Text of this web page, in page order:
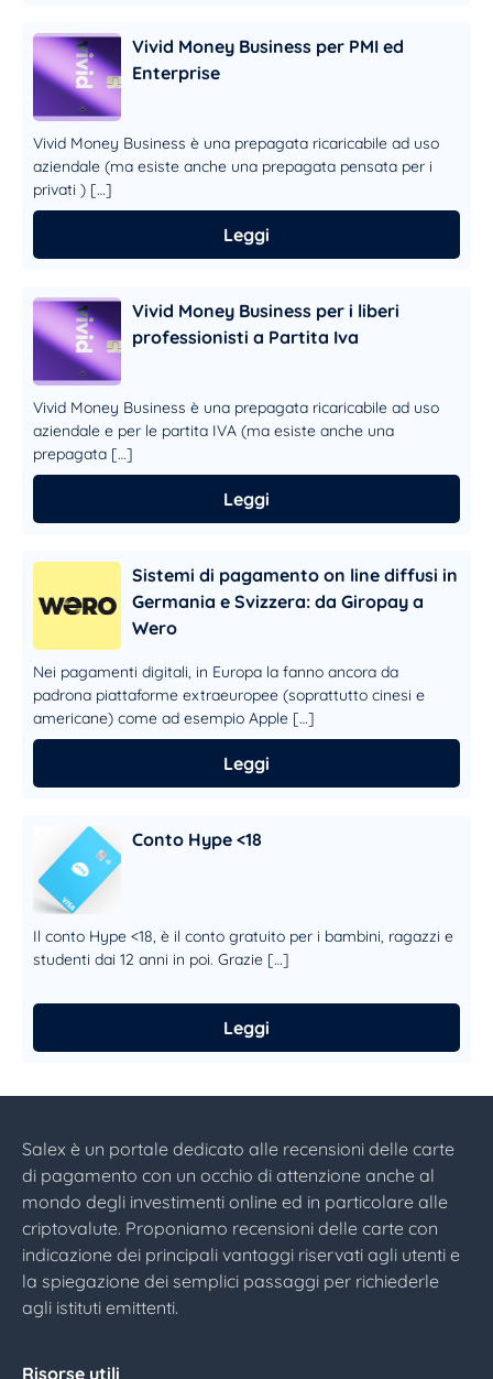
Vivid Money Business per PMI ed
Enterprise
Vivid Money Business è una prepagata ricaricabile ad uso
aziendale (ma esiste anche una prepagata pensata per i
privati ) […]
Leggi
Vivid Money Business per i liberi
professionisti a Partita Iva
Vivid Money Business è una prepagata ricaricabile ad uso
aziendale e per le partita IVA (ma esiste anche una
prepagata […]
Leggi
Sistemi di pagamento on line diffusi in
Germania e Svizzera: da Giropay a
Wero
Nei pagamenti digitali, in Europa la fanno ancora da
padrona piattaforme extraeuropee (soprattutto cinesi e
americane) come ad esempio Apple […]
Leggi
Conto Hype <18
Il conto Hype <18, è il conto gratuito per i bambini, ragazzi e
studenti dai 12 anni in poi. Grazie […]
Leggi
Salex è un portale dedicato alle recensioni delle carte
di pagamento con un occhio di attenzione anche al
mondo degli investimenti online ed in particolare alle
criptovalute. Proponiamo recensioni delle carte con
indicazione dei principali vantaggi riservati agli utenti e
la spiegazione dei semplici passaggi per richiederle
agli istituti emittenti.
Risorse utili